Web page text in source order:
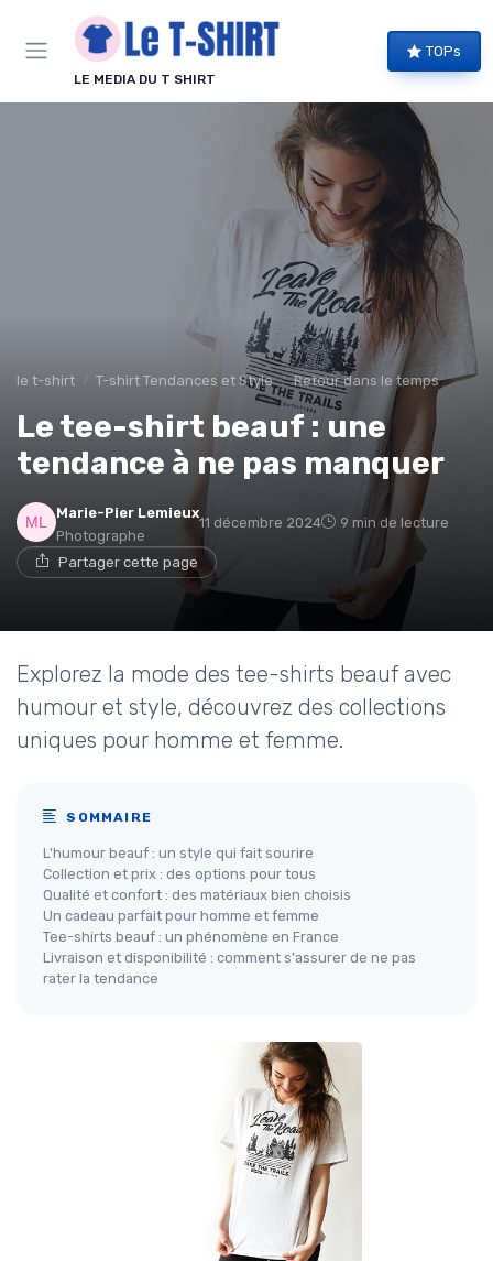
LE MEDIA DU T SHIRT
TOPs
le t-shirt T-shirt Tendances et Style Retour dans le temps
Le tee-shirt beauf : une
tendance à ne pas manquer
Marie-Pier Lemieux
Photographe
11 décembre 2024 9 min de lecture
Partager cette page
Explorez la mode des tee-shirts beauf avec
humour et style, découvrez des collections
uniques pour homme et femme.
SOMMAIRE
L'humour beauf : un style qui fait sourire
Collection et prix : des options pour tous
Qualité et confort : des matériaux bien choisis
Un cadeau parfait pour homme et femme
Tee-shirts beauf : un phénomène en France
Livraison et disponibilité : comment s'assurer de ne pas
rater la tendance
Panneau de gestion des cookies